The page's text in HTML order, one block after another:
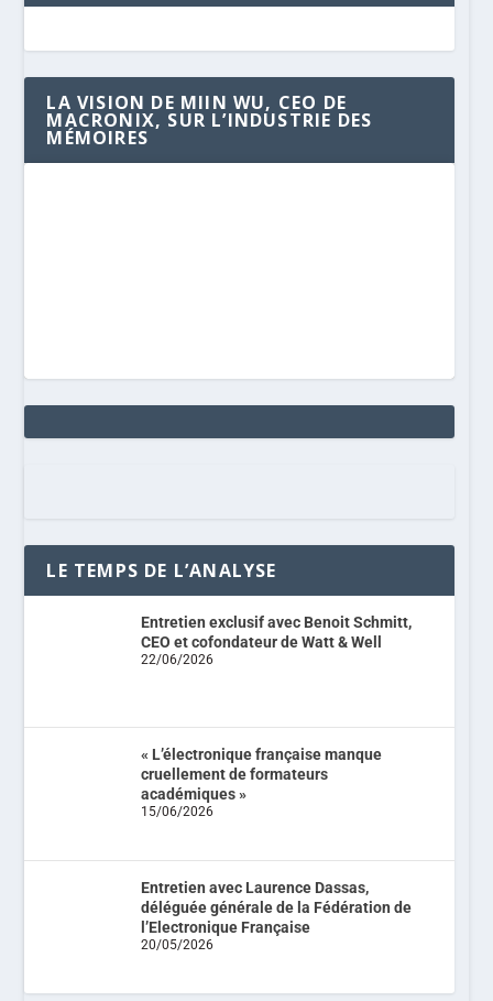
LA VISION DE MIIN WU, CEO DE
MACRONIX, SUR L’INDUSTRIE DES
MÉMOIRES
LE TEMPS DE L’ANALYSE
Entretien exclusif avec Benoit Schmitt,
CEO et cofondateur de Watt & Well
22/06/2026
« L’électronique française manque
cruellement de formateurs
académiques »
15/06/2026
Entretien avec Laurence Dassas,
déléguée générale de la Fédération de
l’Electronique Française
20/05/2026